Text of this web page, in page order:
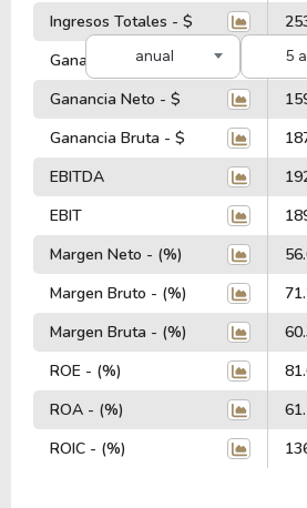
anual 5
Ingresos Totales - $
Ganancia Operativa - $
Ganancia Neto - $
Ganancia Bruta - $
EBITDA
EBIT
Margen Neto - (%)
Margen Bruto - (%)
Margen Bruta - (%)
ROE - (%)
ROA - (%)
ROIC - (%)